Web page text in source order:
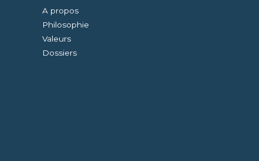
A propos
Philosophie
Valeurs
Dossiers